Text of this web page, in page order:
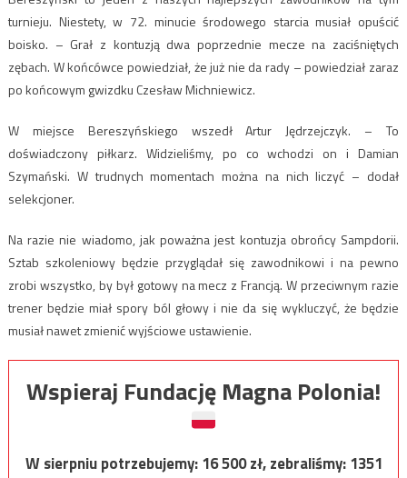
turnieju. Niestety, w 72. minucie środowego starcia musiał opuścić
boisko. – Grał z kontuzją dwa poprzednie mecze na zaciśniętych
zębach. W końcówce powiedział, że już nie da rady – powiedział zaraz
po końcowym gwizdku Czesław Michniewicz.
W miejsce Bereszyńskiego wszedł Artur Jędrzejczyk. – To
doświadczony piłkarz. Widzieliśmy, po co wchodzi on i Damian
Szymański. W trudnych momentach można na nich liczyć – dodał
selekcjoner.
Na razie nie wiadomo, jak poważna jest kontuzja obrońcy Sampdorii.
Sztab szkoleniowy będzie przyglądał się zawodnikowi i na pewno
zrobi wszystko, by był gotowy na mecz z Francją. W przeciwnym razie
trener będzie miał spory ból głowy i nie da się wykluczyć, że będzie
musiał nawet zmienić wyjściowe ustawienie.
Wspieraj Fundację Magna Polonia!
W sierpniu potrzebujemy:16 500zł, zebraliśmy:1351